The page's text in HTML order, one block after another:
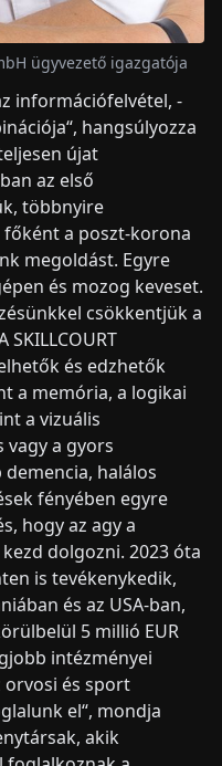
ügyvezető igazgatója
információfelvétel, -
hangsúlyozza
újat
az első
többnyire
a poszt-korona
megoldást. Egyre
és mozog keveset.
csökkentjük a
és edzhetők
a memória, a logikai
a vizuális
a gyors
halálos
fényében egyre
hogy az agy a
dolgozni. 2023 óta
is tevékenykedik,
és az USA-ban,
5 millió EUR
intézményei
orvosi és sport
el“, mondja
akik